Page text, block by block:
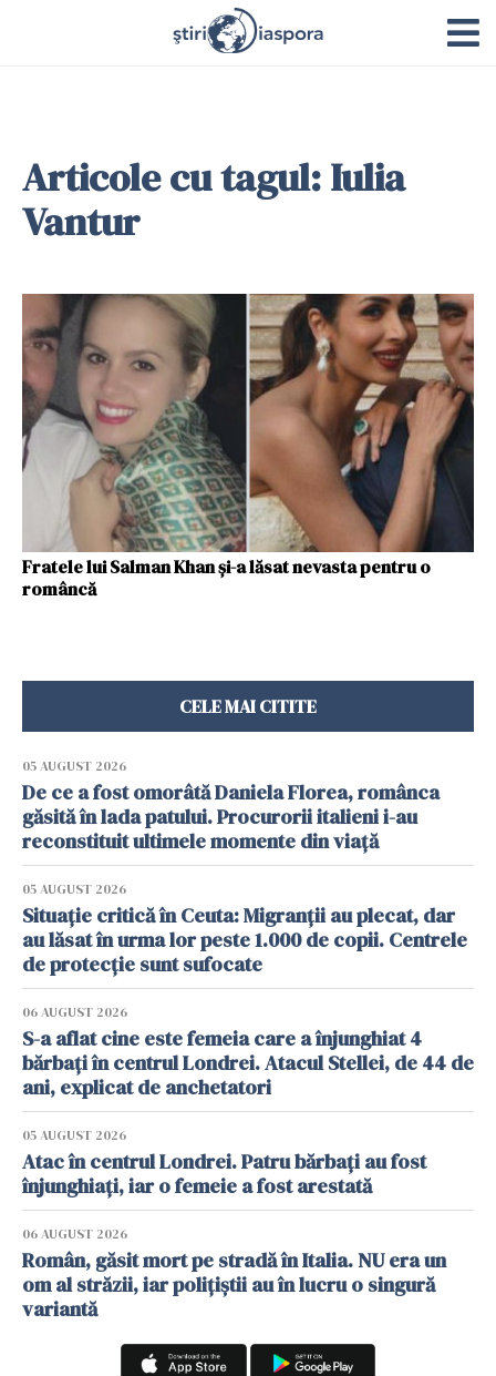
Articole cu tagul: Iulia
Vantur
Fratele lui Salman Khan și-a lăsat nevasta pentru o
româncă
CELE MAI CITITE
05 AUGUST 2026
De ce a fost omorâtă Daniela Florea, românca
găsită în lada patului. Procurorii italieni i-au
reconstituit ultimele momente din viață
05 AUGUST 2026
Situație critică în Ceuta: Migranții au plecat, dar
au lăsat în urma lor peste 1.000 de copii. Centrele
de protecție sunt sufocate
06 AUGUST 2026
S-a aflat cine este femeia care a înjunghiat 4
bărbați în centrul Londrei. Atacul Stellei, de 44 de
ani, explicat de anchetatori
05 AUGUST 2026
Atac în centrul Londrei. Patru bărbați au fost
înjunghiați, iar o femeie a fost arestată
06 AUGUST 2026
Român, găsit mort pe stradă în Italia. NU era un
om al străzii, iar polițiștii au în lucru o singură
variantă